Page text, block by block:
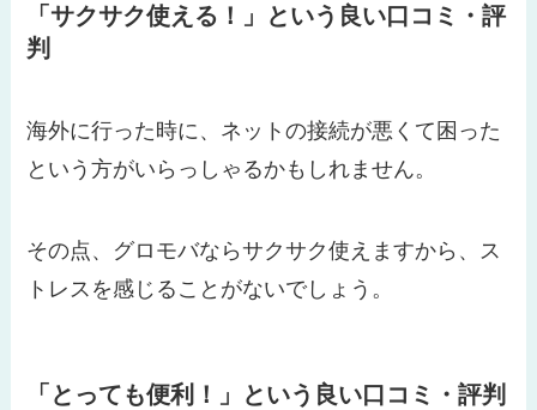
「サクサク使える！」という良い口コミ・評
判
海外に行った時に、ネットの接続が悪くて困った
という方がいらっしゃるかもしれません。
その点、グロモバならサクサク使えますから、ス
トレスを感じることがないでしょう。
「とっても便利！」という良い口コミ・評判